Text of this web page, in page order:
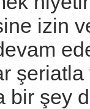
izin
şey